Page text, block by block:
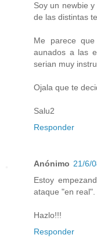
Soy un newbie
de las distintas
Me parece
aunados a las
serian muy
Ojala que te
Salu2
Responder
Anónimo 21/6/
Estoy
ataque "en real".
Hazlo!!!
Responder